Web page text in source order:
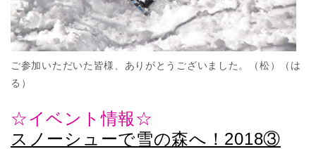
ご参加いただいた皆様、ありがとうございました。（松）（は
る）
☆イベント情報☆
スノーシューで雪の森へ！2018③